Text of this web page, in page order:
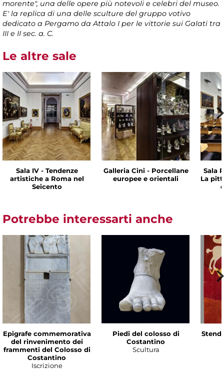
morente", una delle opere più notevoli e celebri del museo.
E' la replica di una delle sculture del gruppo votivo
dedicato a Pergamo da Attalo I per le vittorie sui Galati tra
III e II sec. a. C.
Le altre sale
Sala IV - Tendenze
artistiche a Roma nel
Seicento
Galleria Cini - Porcellane
europee e orientali
Sala
La
Potrebbe interessarti anche
Epigrafe commemorativa
del rinvenimento dei
frammenti del Colosso di
Costantino
Iscrizione
Piedi del colosso di
Costantino
Scultura